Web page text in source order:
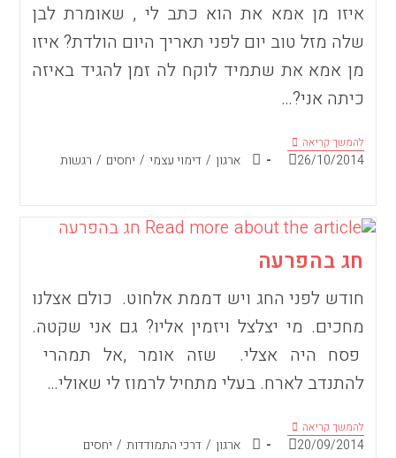
איזו מן אמא את הוא כתב לי , שאומרת לבן
שלה מזל טוב יום לפני תאריך היום הולדת? איזו
מן אמא את שתמיד לוקח לה זמן להגיד באיזה
כיתה אני?…
להמשך קריאהאיזו
מן
אמא
פורסם:
26/10/2014 קטגוריה:
ארגון / דימוי עצמי / יחסים / רגשות
חג בהפרעה
חודש לפני החג ויש דממת אלחוט. כולם אצלנו
מחכים. מי יצלצל ויזמין אליו? גם אני שקטה.
פסח היה אצלי. שזה אומר ,אל תמהרי
להתנדב לארח. בעלי מתחיל לרמוז לי שאולי…
להמשך קריאהחג
בהפרעה פורסם:
20/09/2014 קטגוריה:
ארגון / דרכי התמודדות / יחסים